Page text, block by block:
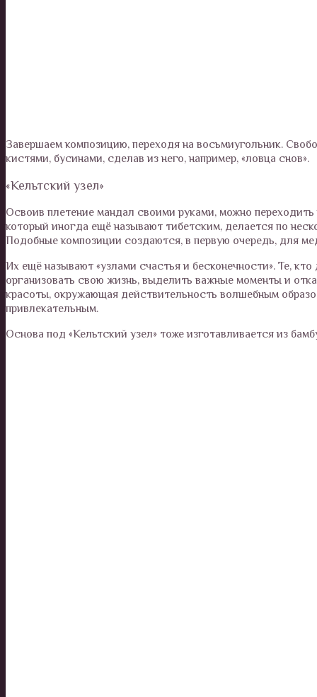
Завершаем композицию, переходя на восьмиугольник.
кистями, бусинами, сделав из него, например, «ловца снов».
«Кельтский узел»
Освоив плетение мандал своими руками, можно
который иногда ещё называют тибетским, делается по
Подобные композиции создаются, в первую очередь, для
Их ещё называют «узлами счастья и бесконечности». Те,
организовать свою жизнь, выделить важные моменты и
красоты, окружающая действительность волшебным
привлекательным.
Основа под «Кельтский узел» тоже изготавливается из